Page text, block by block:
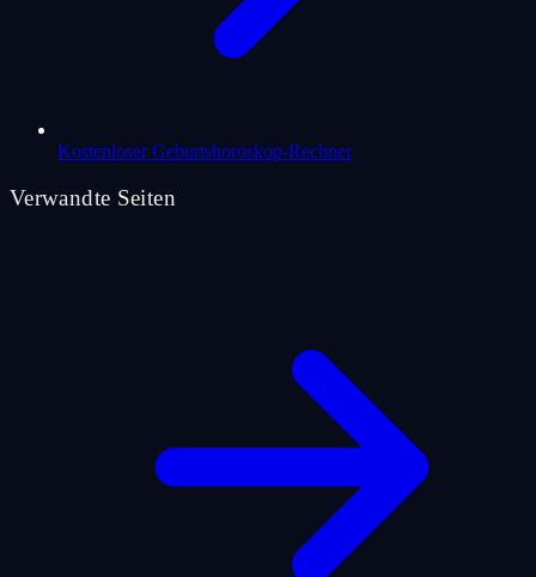
Kostenloser Geburtshoroskop-Rechner
Verwandte Seiten